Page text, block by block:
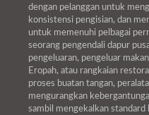
dengan pelanggan untuk
konsistensi pengisian, dan
untuk memenuhi pelbagai
seorang pengendali dapur
pengeluaran, pengeluar
Eropah, atau rangkaian
proses buatan tangan,
mengurangkan
sambil mengekalkan standard